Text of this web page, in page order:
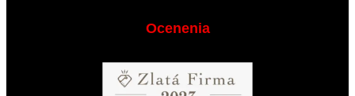
Ocenenia